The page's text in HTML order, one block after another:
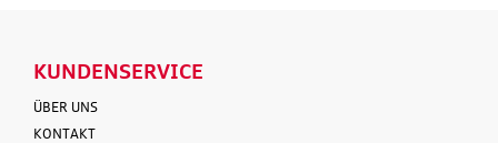
KUNDENSERVICE
ÜBER UNS
KONTAKT